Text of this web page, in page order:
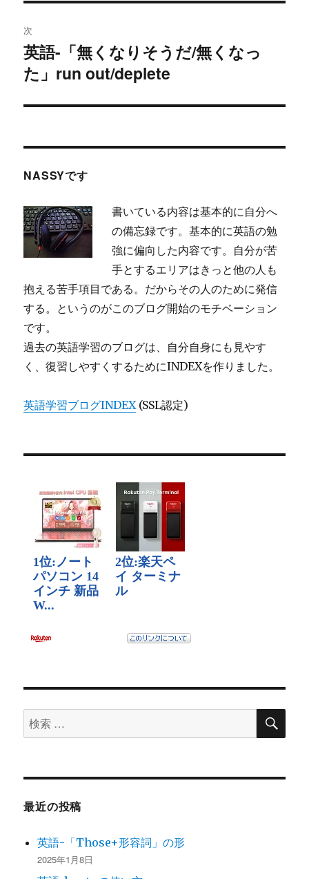
ゲ
ー
シ
ン
投
稿:
次
次
の
稿:
英語-「無くなりそうだ/無くなっ
た」run out/deplete
NASSYです
書いている内容は基本的に自分へ
の備忘録です。基本的に英語の勉
強に偏向した内容です。自分が苦
手とするエリアはきっと他の人も
抱える苦手項目である。だからその人のために発信
する。というのがこのブログ開始のモチベーション
です。
過去の英語学習のブログは、自分自身にも見やす
く、復習しやすくするためにINDEXを作りました。
英語学習ブログINDEX(SSL認定)
検
索
象:
検
最近の投稿
英語-「Those+形容詞」の形
2025年1月8日